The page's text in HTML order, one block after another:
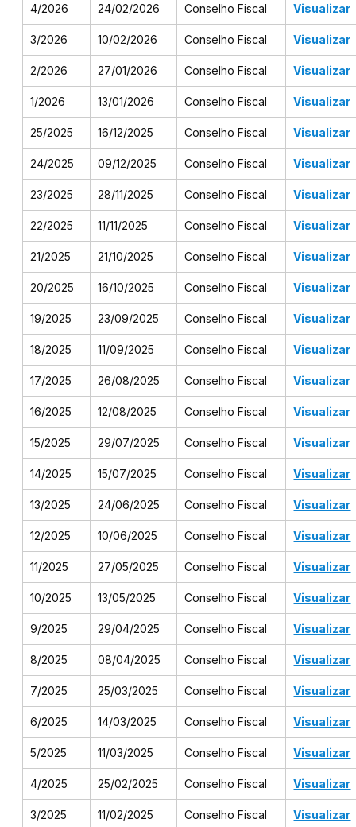
4/2026 24/02/2026 Conselho Fiscal Visualizar
3/2026 10/02/2026 Conselho Fiscal Visualizar
2/2026 27/01/2026 Conselho Fiscal Visualizar
1/2026 13/01/2026 Conselho Fiscal Visualizar
25/2025 16/12/2025 Conselho Fiscal Visualizar
24/2025 09/12/2025 Conselho Fiscal Visualizar
23/2025 28/11/2025 Conselho Fiscal Visualizar
22/2025 11/11/2025 Conselho Fiscal Visualizar
21/2025 21/10/2025 Conselho Fiscal Visualizar
20/2025 16/10/2025 Conselho Fiscal Visualizar
19/2025 23/09/2025 Conselho Fiscal Visualizar
18/2025 11/09/2025 Conselho Fiscal Visualizar
17/2025 26/08/2025 Conselho Fiscal Visualizar
16/2025 12/08/2025 Conselho Fiscal Visualizar
15/2025 29/07/2025 Conselho Fiscal Visualizar
14/2025 15/07/2025 Conselho Fiscal Visualizar
13/2025 24/06/2025 Conselho Fiscal Visualizar
12/2025 10/06/2025 Conselho Fiscal Visualizar
11/2025 27/05/2025 Conselho Fiscal Visualizar
10/2025 13/05/2025 Conselho Fiscal Visualizar
9/2025 29/04/2025 Conselho Fiscal Visualizar
8/2025 08/04/2025 Conselho Fiscal Visualizar
7/2025 25/03/2025 Conselho Fiscal Visualizar
6/2025 14/03/2025 Conselho Fiscal Visualizar
5/2025 11/03/2025 Conselho Fiscal Visualizar
4/2025 25/02/2025 Conselho Fiscal Visualizar
3/2025 11/02/2025 Conselho Fiscal Visualizar